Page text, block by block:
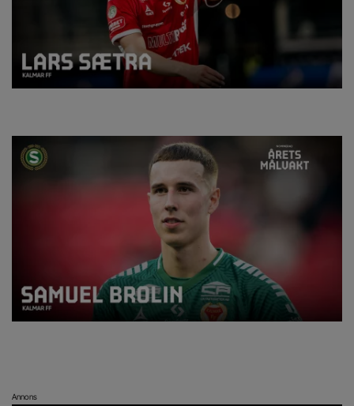
Annons